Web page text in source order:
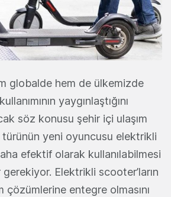
globalde hem de ülkemizde
yaygınlaştığını
söz konusu şehir içi ulaşım
türünün yeni oyuncusu elektrikli
efektif olarak kullanılabilmesi
Elektrikli scooter’ların
çözümlerine entegre olmasını